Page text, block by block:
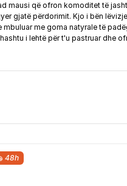
mausi që ofron komoditet të
gjatë përdorimit. Kjo i bën
me goma natyrale të
i lehtë për t'u pastruar dhe
48h